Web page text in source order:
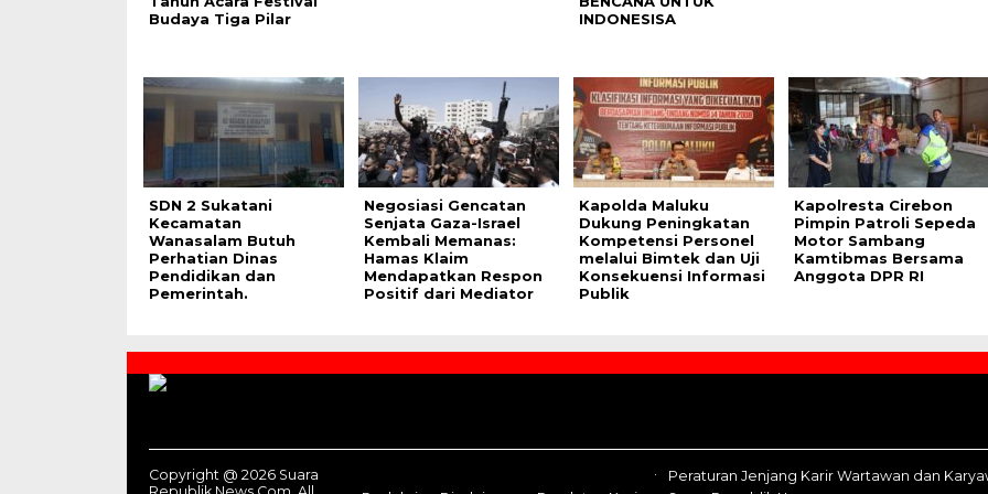
Budaya Tiga Pilar
INDONESISA
SDN 2 Sukatani
Kecamatan
Wanasalam Butuh
Perhatian Dinas
Pendidikan dan
Pemerintah.
Negosiasi Gencatan
Senjata Gaza-Israel
Kembali Memanas:
Hamas Klaim
Mendapatkan Respon
Positif dari Mediator
Kapolda Maluku
Dukung Peningkatan
Kompetensi Personel
melalui Bimtek dan Uji
Konsekuensi Informasi
Publik
Kapolresta Cirebon
Pimpin Patroli Sepeda
Motor Sambang
Kamtibmas Bersama
Anggota DPR RI
Copyright @ 2026 Suara
Peraturan Jenjang Karir Wartawan dan